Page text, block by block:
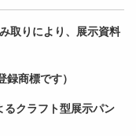
取りにより、展示資料
商標です）
クラフト型展示パン